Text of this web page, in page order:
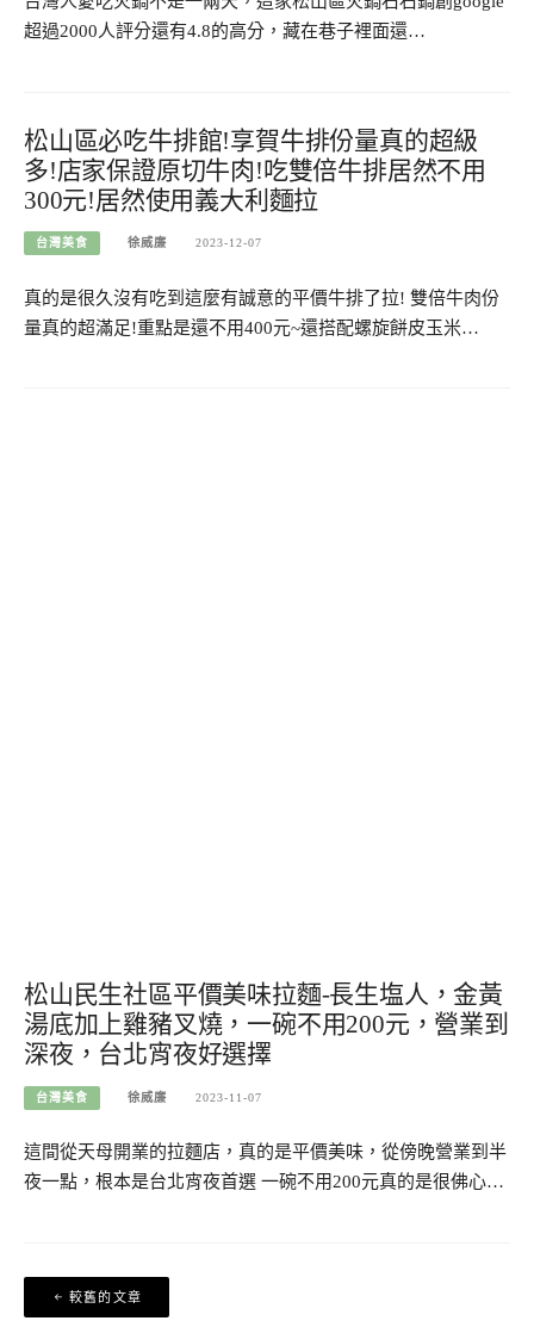
超過2000人評分還有4.8的高分，藏在巷子裡面還…
松山區必吃牛排館!享賀牛排份量真的超級
多!店家保證原切牛肉!吃雙倍牛排居然不用
300元!居然使用義大利麵拉
台灣美食 徐威廉 2023-12-07
真的是很久沒有吃到這麼有誠意的平價牛排了拉! 雙倍牛肉份
量真的超滿足!重點是還不用400元~還搭配螺旋餅皮玉米…
松山民生社區平價美味拉麵-長生塩人，金黃
湯底加上雞豬叉燒，一碗不用200元，營業到
深夜，台北宵夜好選擇
台灣美食 徐威廉 2023-11-07
這間從天母開業的拉麵店，真的是平價美味，從傍晚營業到半
夜一點，根本是台北宵夜首選 一碗不用200元真的是很佛心…
文
較舊的文章